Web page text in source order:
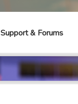
Support & Forums